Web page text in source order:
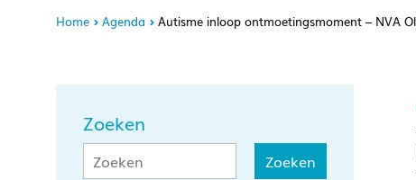
Home Agenda Autisme inloop ontmoetingsmoment – NVA
Zoeken